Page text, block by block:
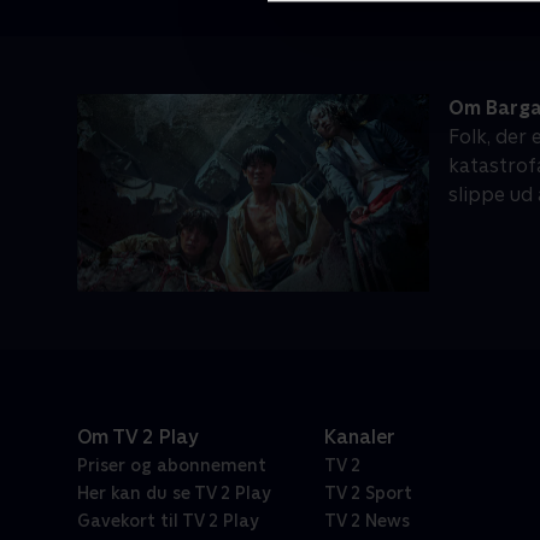
Om
Folk, der
slippe ud
Om TV 2 Play
Priser og abonnement
Her kan du se TV 2 Play
Gavekort til TV 2 Play
Kanaler
TV 2
TV 2 Sport
TV 2 News